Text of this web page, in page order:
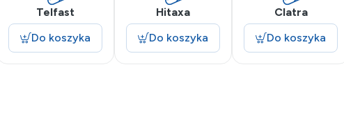
Telfast
Do koszyka
Hitaxa
Do koszyka
Clatra
Do koszyka